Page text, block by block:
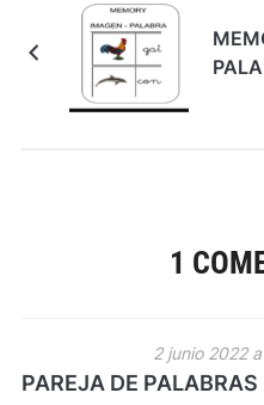
1
PAREJA DE PALABRAS
2 junio 2022